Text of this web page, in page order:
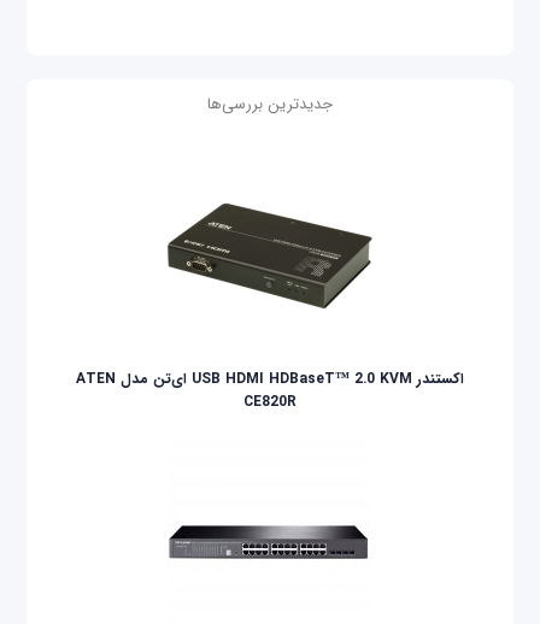
جدیدترین بررسی‌ها
اکستندر USB HDMI HDBaseT™ 2.0 KVM ای‌تن مدل ATEN
CE820R